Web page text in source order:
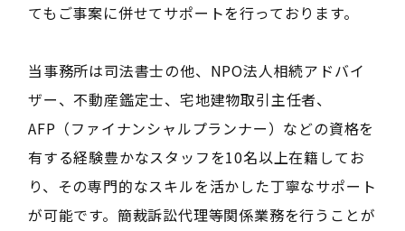
てもご事案に併せてサポートを行っております。
当事務所は司法書士の他、NPO法人相続アドバイ
ザー、不動産鑑定士、宅地建物取引主任者、
AFP（ファイナンシャルプランナー）などの資格を
有する経験豊かなスタッフを10名以上在籍してお
り、その専門的なスキルを活かした丁寧なサポート
が可能です。簡裁訴訟代理等関係業務を行うことが